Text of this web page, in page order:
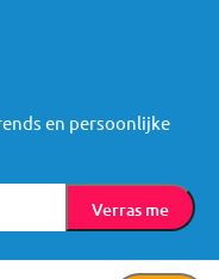
en persoonlijke
Verras me